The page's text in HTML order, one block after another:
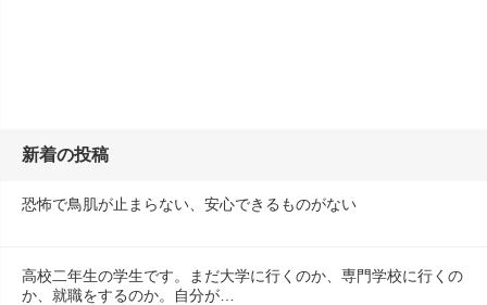
新着の投稿
恐怖で鳥肌が止まらない、安心できるものがない
高校二年生の学生です。まだ大学に行くのか、専門学校に行くの
か、就職をするのか。自分が…